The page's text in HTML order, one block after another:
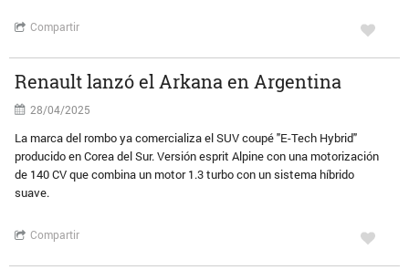
Compartir
Renault lanzó el Arkana en Argentina
28/04/2025
La marca del rombo ya comercializa el SUV coupé "E-Tech Hybrid"
producido en Corea del Sur. Versión esprit Alpine con una motorización
de 140 CV que combina un motor 1.3 turbo con un sistema híbrido
suave.
Compartir